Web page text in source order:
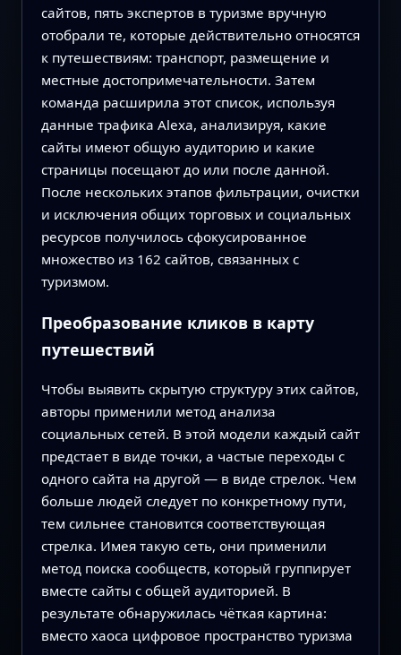
сайтов, пять экспертов в туризме вручную
отобрали те, которые действительно относятся
к путешествиям: транспорт, размещение и
местные достопримечательности. Затем
команда расширила этот список, используя
данные трафика Alexa, анализируя, какие
сайты имеют общую аудиторию и какие
страницы посещают до или после данной.
После нескольких этапов фильтрации, очистки
и исключения общих торговых и социальных
ресурсов получилось сфокусированное
множество из 162 сайтов, связанных с
туризмом.
Преобразование кликов в карту
путешествий
Чтобы выявить скрытую структуру этих сайтов,
авторы применили метод анализа
социальных сетей. В этой модели каждый сайт
предстает в виде точки, а частые переходы с
одного сайта на другой — в виде стрелок. Чем
больше людей следует по конкретному пути,
тем сильнее становится соответствующая
стрелка. Имея такую сеть, они применили
метод поиска сообществ, который группирует
вместе сайты с общей аудиторией. В
результате обнаружилась чёткая картина:
вместо хаоса цифровое пространство туризма